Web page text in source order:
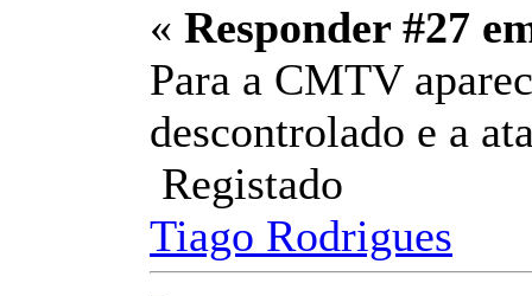
« Responder #27
Para a CMTV
descontrolado e a
Registado
Tiago Rodrigues